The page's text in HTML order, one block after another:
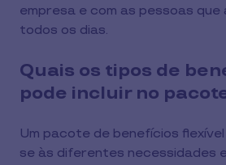
empresa e com as pessoas
todos os dias.
Quais os tipos de
pode incluir no
Um pacote de benefícios
se às diferentes necessidades